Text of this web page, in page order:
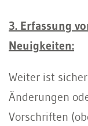
3. Erfassung
Neuigkeiten:
Weiter ist
Änderungen
Vorschriften